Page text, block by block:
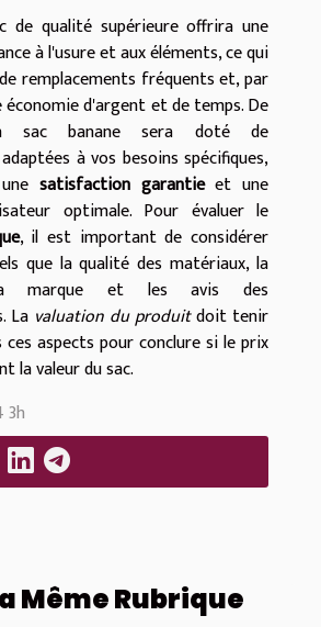
de qualité supérieure offrira une
à l'usure et aux éléments, ce qui
remplacements fréquents et, par
économie d'argent et de temps. De
sac banane sera doté de
à vos besoins spécifiques,
satisfaction garantieet une
optimale. Pour évaluer le
, il est important de considérer
que la qualité des matériaux, la
la marque et les avis des
La valuation du produitdoit tenir
aspects pour conclure si le prix
la valeur du sac.
3h
Même Rubrique